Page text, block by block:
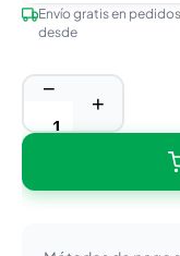
Envío gratis en pedidos
desde
−
+